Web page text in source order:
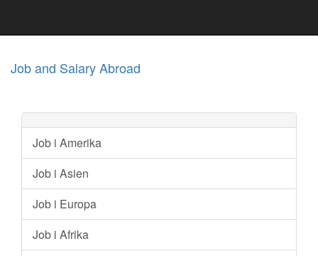
Job and Salary Abroad
Job i Amerika
Job i Asien
Job i Europa
Job i Afrika